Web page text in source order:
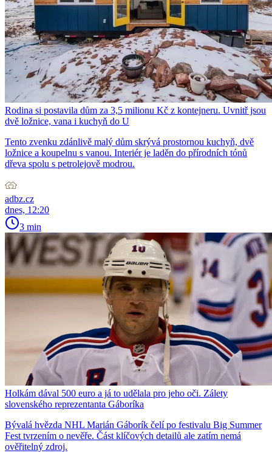
Rodina si postavila dům za 3,5 milionu Kč z kontejneru. Uvnitř jsou
dvě ložnice, vana i kuchyň do U
Tento zvenku zdánlivě malý dům skrývá prostornou kuchyň, dvě
ložnice a koupelnu s vanou. Interiér je laděn do přírodních tónů
dřeva spolu s petrolejově modrou.
adbz.cz
dnes, 12:20
3 min
Holkám dával 500 euro a já to udělala pro jeho oči. Zálety
slovenského reprezentanta Gáboríka
Bývalá hvězda NHL Marián Gáborík čelí po festivalu Big Summer
Fest tvrzením o nevěře. Část klíčových detailů ale zatím nemá
ověřitelný zdroj.